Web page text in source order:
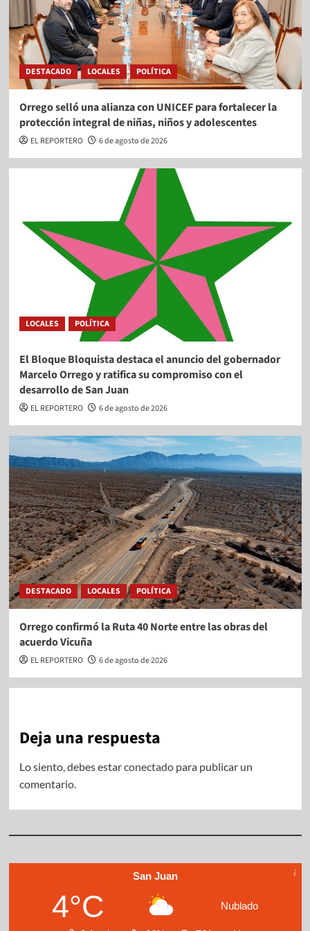
DESTACADO LOCALES POLÍTICA
Orrego selló una alianza con UNICEF para fortalecer la
protección integral de niñas, niños y adolescentes
EL REPORTERO 6 de agosto de 2026
LOCALES POLÍTICA
El Bloque Bloquista destaca el anuncio del gobernador
Marcelo Orrego y ratifica su compromiso con el
desarrollo de San Juan
EL REPORTERO 6 de agosto de 2026
DESTACADO LOCALES POLÍTICA
Orrego confirmó la Ruta 40 Norte entre las obras del
acuerdo Vicuña
EL REPORTERO 6 de agosto de 2026
Deja una respuesta
Lo siento, debes estarconectadopara publicar un
comentario.
San Juan
4°C Nublado